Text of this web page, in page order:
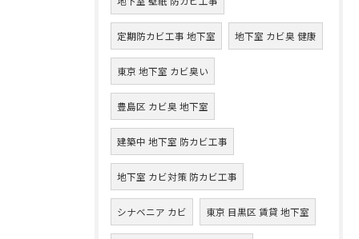
定期防カビ工事 地下室 地下室 カビ臭 健康
東京 地下室 カビ臭い
豊島区 カビ臭 地下室
建築中 地下室 防カビ工事
地下室 カビ対策 防カビ工事
シナベニア カビ 東京 目黒区 賃貸 地下室